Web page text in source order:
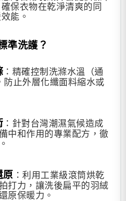
保衣物在乾淨清爽的同
能。
準洗護？
：精確控制洗滌水溫（通
防止外層化纖面料縮水或
：針對台灣潮濕氣候造成
中和作用的專業配方，徹
原 ：利用工業級滾筒烘乾
打力，讓洗後扁平的羽絨
原保暖力。